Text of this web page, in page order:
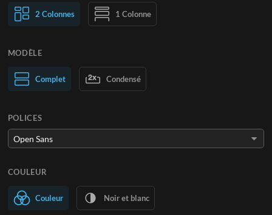
2 Colonnes 1 Colonne
Normal Large
MODÈLE
Complet Condensé
POLICES
COULEUR
Couleur Noir et blanc